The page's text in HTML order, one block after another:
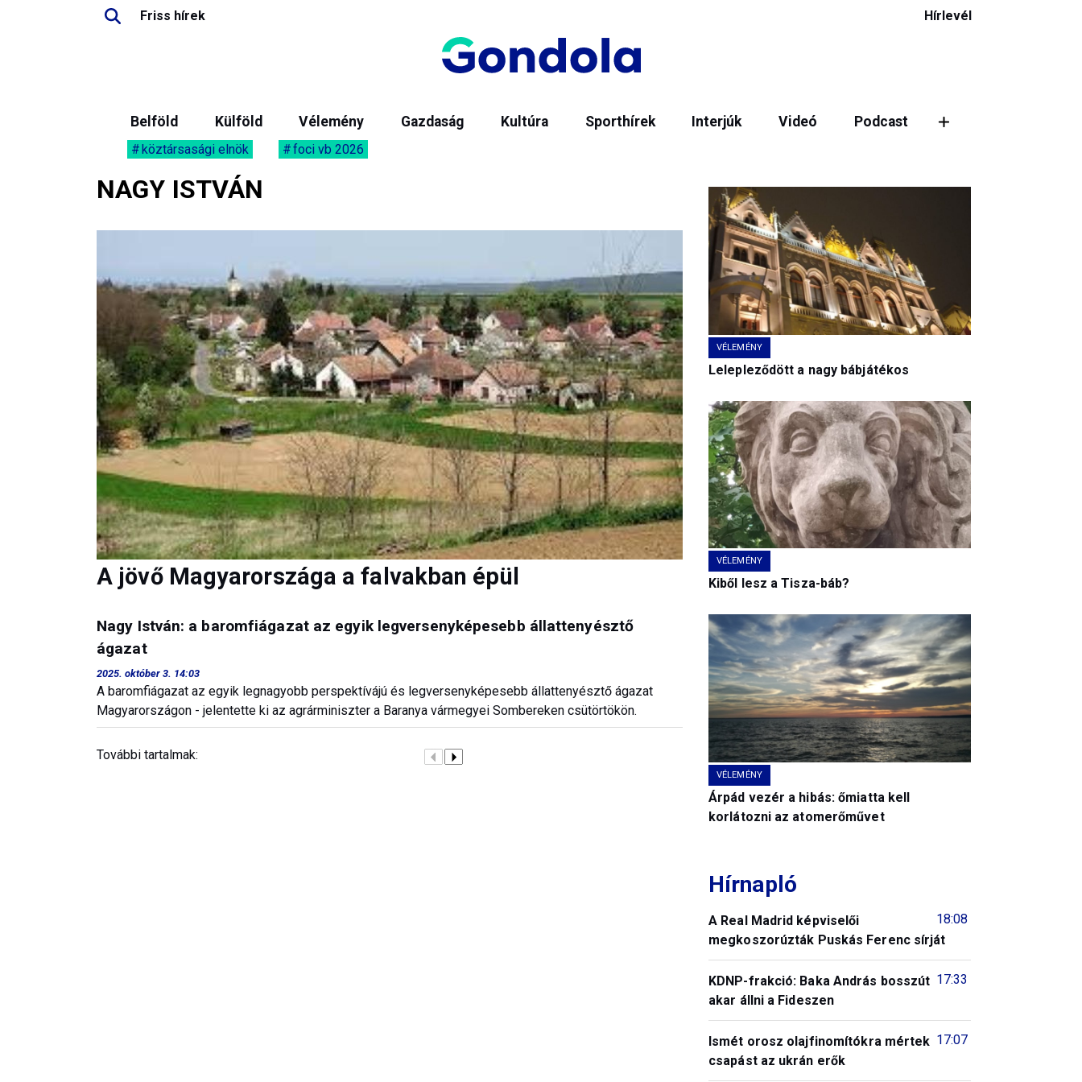
Friss hírek Hírlevél
Belföld Külföld Vélemény Gazdaság Kultúra Sporthírek Interjúk Videó Podcast
köztársasági elnök foci vb 2026
NAGY ISTVÁN
A jövő Magyarországa a falvakban épül
Nagy István: a baromfiágazat az egyik legversenyképesebb állattenyésztő
ágazat
2025. október 3. 14:03
A baromfiágazat az egyik legnagyobb perspektívájú és legversenyképesebb állattenyésztő ágazat
Magyarországon - jelentette ki az agrárminiszter a Baranya vármegyei Sombereken csütörtökön.
További tartalmak:
VÉLEMÉNY
Lelepleződött a nagy bábjátékos
VÉLEMÉNY
Kiből lesz a Tisza-báb?
VÉLEMÉNY
Árpád vezér a hibás: őmiatta kell
korlátozni az atomerőművet
Hírnapló
18:08
A Real Madrid képviselői
megkoszorúzták Puskás Ferenc sírját
17:33
KDNP-frakció: Baka András bosszút
akar állni a Fideszen
17:07
Ismét orosz olajfinomítókra mértek
csapást az ukrán erők